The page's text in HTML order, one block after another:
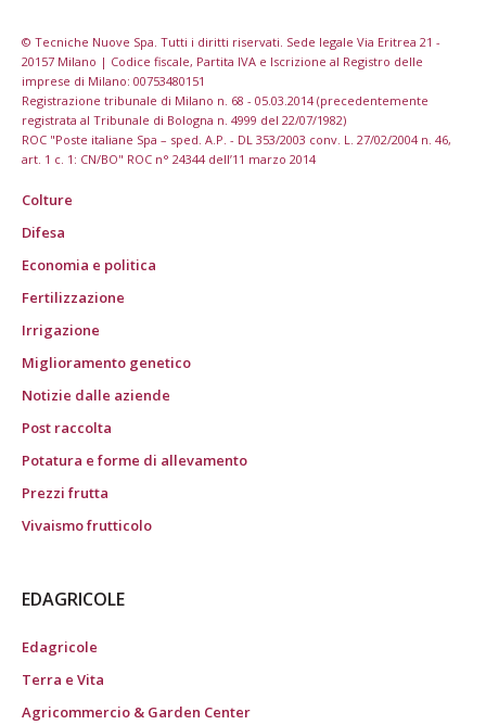
© Tecniche Nuove Spa. Tutti i diritti riservati. Sede legale Via Eritrea 21 -
20157 Milano | Codice fiscale, Partita IVA e Iscrizione al Registro delle
imprese di Milano: 00753480151
Registrazione tribunale di Milano n. 68 - 05.03.2014 (precedentemente
registrata al Tribunale di Bologna n. 4999 del 22/07/1982)
ROC "Poste italiane Spa – sped. A.P. - DL 353/2003 conv. L. 27/02/2004 n. 46,
art. 1 c. 1: CN/BO" ROC n° 24344 dell’11 marzo 2014
Colture
Difesa
Economia e politica
Fertilizzazione
Irrigazione
Miglioramento genetico
Notizie dalle aziende
Post raccolta
Potatura e forme di allevamento
Prezzi frutta
Vivaismo frutticolo
EDAGRICOLE
Edagricole
Terra e Vita
Agricommercio & Garden Center